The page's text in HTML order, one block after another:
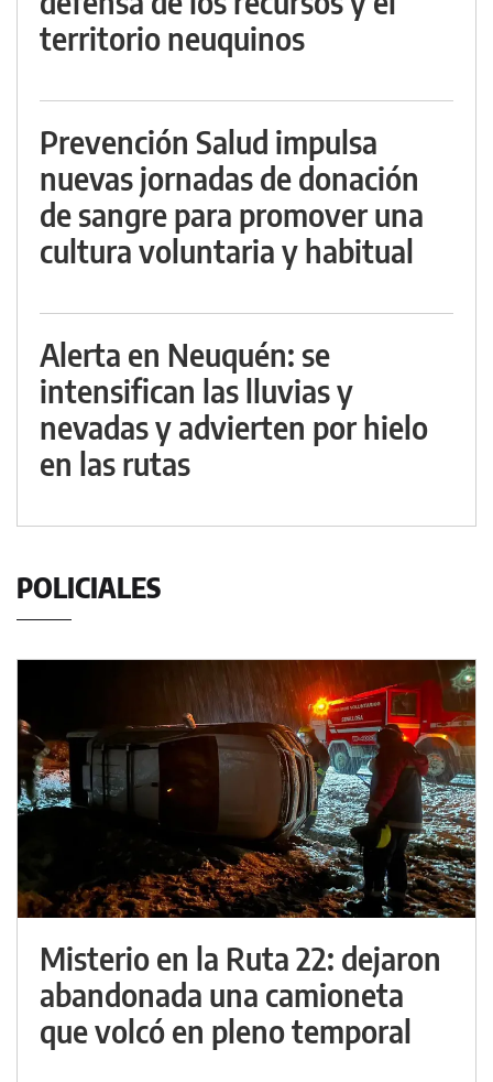
territorio neuquinos
Prevención Salud impulsa
nuevas jornadas de donación
de sangre para promover una
cultura voluntaria y habitual
Alerta en Neuquén: se
intensifican las lluvias y
nevadas y advierten por hielo
en las rutas
POLICIALES
Misterio en la Ruta 22: dejaron
abandonada una camioneta
que volcó en pleno temporal